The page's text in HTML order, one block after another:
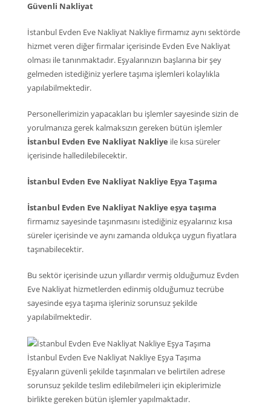
Güvenli Nakliyat
İstanbul Evden Eve Nakliyat Nakliye firmamız aynı sektörde
hizmet veren diğer firmalar içerisinde Evden Eve Nakliyat
olması ile tanınmaktadır. Eşyalarınızın başlarına bir şey
gelmeden istediğiniz yerlere taşıma işlemleri kolaylıkla
yapılabilmektedir.
Personellerimizin yapacakları bu işlemler sayesinde sizin de
yorulmanıza gerek kalmaksızın gereken bütün işlemler
İstanbul Evden Eve Nakliyat Nakliye ile kısa süreler
içerisinde halledilebilecektir.
İstanbul Evden Eve Nakliyat Nakliye Eşya Taşıma
İstanbul Evden Eve Nakliyat Nakliye eşya taşıma
firmamız sayesinde taşınmasını istediğiniz eşyalarınız kısa
süreler içerisinde ve aynı zamanda oldukça uygun fiyatlara
taşınabilecektir.
Bu sektör içerisinde uzun yıllardır vermiş olduğumuz Evden
Eve Nakliyat hizmetlerden edinmiş olduğumuz tecrübe
sayesinde eşya taşıma işleriniz sorunsuz şekilde
yapılabilmektedir.
İstanbul Evden Eve Nakliyat Nakliye Eşya Taşıma
Eşyaların güvenli şekilde taşınmaları ve belirtilen adrese
sorunsuz şekilde teslim edilebilmeleri için ekiplerimizle
birlikte gereken bütün işlemler yapılmaktadır.